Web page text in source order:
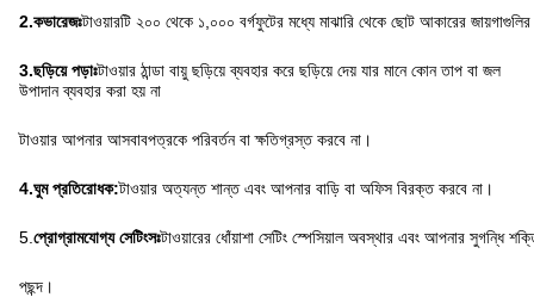
2.কভারেজঃটাওয়ারটি ২০০ থেকে ১,০০০ বর্গফুটের মধ্যে মাঝারি থেকে ছোট আকারের
3.ছড়িয়ে পড়াঃটাওয়ার ঠান্ডা বায়ু ছড়িয়ে ব্যবহার করে ছড়িয়ে দেয় যার মানে কোন তাপ বা জল
উপাদান ব্যবহার করা হয় না
টাওয়ার আপনার আসবাবপত্রকে পরিবর্তন বা ক্ষতিগ্রস্ত করবে না।
4.ঘুম প্রতিরোধক:টাওয়ার অত্যন্ত শান্ত এবং আপনার বাড়ি বা অফিস বিরক্ত করবে না।
5. প্রোগ্রামযোগ্য সেটিংসঃটাওয়ারের ধোঁয়াশা সেটিং স্পেসিয়াল অবস্থার এবং আপনার সুগন্ধি
পছন্দ।